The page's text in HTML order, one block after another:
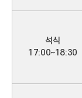
석식
17:00~18:30